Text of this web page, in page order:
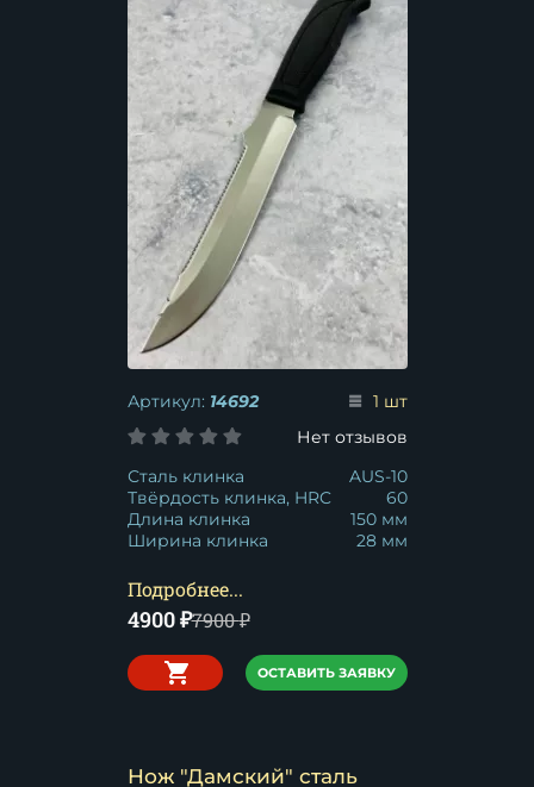
Артикул: 14692
1 шт
Нет отзывов
Сталь клинка
AUS-10
Твёрдость клинка, HRC
60
Длина клинка
150 мм
Ширина клинка
28 мм
Подробнее...
4900₽7900₽
ОСТАВИТЬ ЗАЯВКУ
Нож "Дамский" сталь